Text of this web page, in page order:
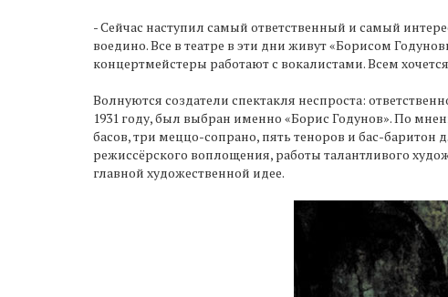
- Сейчас наступил самый ответственный и самый
воедино. Все в театре в эти дни живут «Борисом
концертмейстеры работают с вокалистами. Всем
Волнуются создатели спектакля неспроста:
1931 году, был выбран именно «Борис Годунов». По
басов, три меццо-сопрано, пять теноров и бас-
режиссёрского воплощения, работы талантливого
главной художественной идее.